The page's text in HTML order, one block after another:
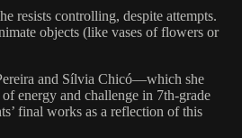
resists controlling, despite attempts.
objects (like vases of flowers or
and Sílvia Chicó—which she
energy and challenge in 7th-grade
final works as a reflection of this